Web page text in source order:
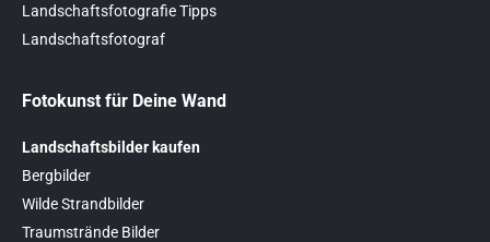
Landschaftsfotografie Tipps
Landschaftsfotograf
Fotokunst für Deine Wand
Landschaftsbilder kaufen
Bergbilder
Wilde Strandbilder
Traumstrände Bilder